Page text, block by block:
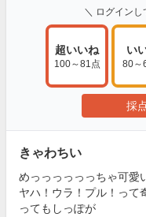
＼ ログインし
超いいね
100～81点
い
80～
採
きゃわちい
めっっっっっっちゃ可愛
ヤハ！ウラ！プル！って
ってもしっぽが